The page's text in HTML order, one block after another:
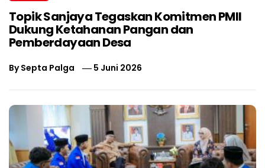
Topik Sanjaya Tegaskan Komitmen PMII
Dukung Ketahanan Pangan dan
Pemberdayaan Desa
BySepta Palga 5 Juni 2026